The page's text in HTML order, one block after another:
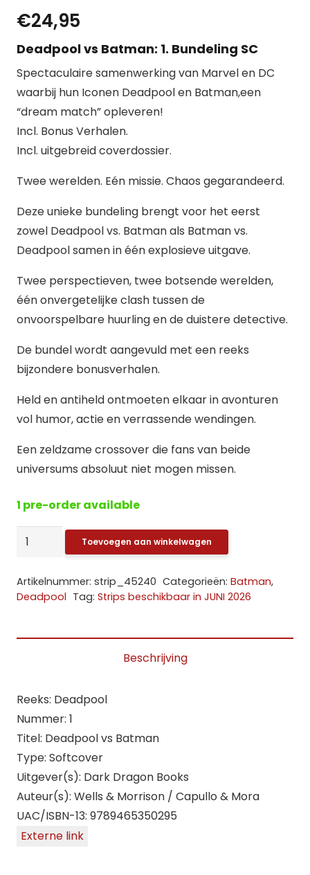
€24,95
Deadpool vs Batman: 1. Bundeling SC
Spectaculaire samenwerking van Marvel en DC
waarbij hun Iconen Deadpool en Batman,een
“dream match” opleveren!
Incl. Bonus Verhalen.
Incl. uitgebreid coverdossier.
Twee werelden. Eén missie. Chaos gegarandeerd.
Deze unieke bundeling brengt voor het eerst
zowel Deadpool vs. Batman als Batman vs.
Deadpool samen in één explosieve uitgave.
Twee perspectieven, twee botsende werelden,
één onvergetelijke clash tussen de
onvoorspelbare huurling en de duistere detective.
De bundel wordt aangevuld met een reeks
bijzondere bonusverhalen.
Held en antiheld ontmoeten elkaar in avonturen
vol humor, actie en verrassende wendingen.
Een zeldzame crossover die fans van beide
universums absoluut niet mogen missen.
1 pre-order available
Deadpool
Batman:
1.
Toevoegen aan winkelwagen
Artikelnummer: strip_45240 Categorieën: Batman,
Deadpool Tag: Strips beschikbaar in JUNI 2026
Beschrijving
Reeks: Deadpool
Nummer: 1
Titel: Deadpool vs Batman
Type: Softcover
Uitgever(s): Dark Dragon Books
Auteur(s): Wells & Morrison / Capullo & Mora
UAC/ISBN-13: 9789465350295
Externe link